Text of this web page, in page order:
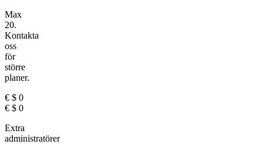
Max
20.
Kontakta
oss
för
större
planer.
€ $ 0
€ $ 0
Extra
administratörer